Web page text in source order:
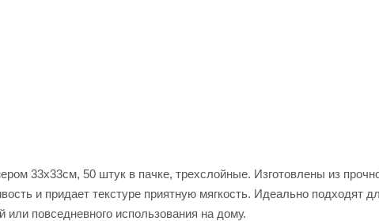
33х33см, 50 штук в пачке, трехслойные. Изготовлены из
и придает текстуре приятную мягкость. Идеально подходят
или повседневного использования на дому.